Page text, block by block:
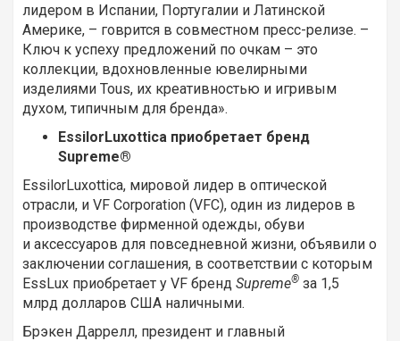
лидером в Испании, Португалии и Латинской
Америке, – говрится в совместном пресс-релизе. –
Ключ к успеху предложений по очкам – это
коллекции, вдохновленные ювелирными
изделиями Tous, их креативностью и игривым
духом, типичным для бренда».
EssilorLuxottica приобретает бренд
Supreme®
EssilorLuxottica, мировой лидер в оптической
отрасли, и VF Corporation (VFC), один из лидеров в
производстве фирменной одежды, обуви
и аксессуаров для повседневной жизни, объявили о
заключении соглашения, в соответствии с которым
EssLux приобретает у VF бренд Supreme® за 1,5
млрд долларов США наличными.
Брэкен Даррелл, президент и главный